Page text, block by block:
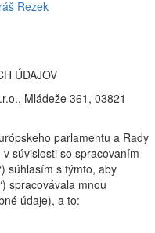
Rezek
ÚDAJOV
Mládeže 361, 03821
parlamentu a Rady
súvislosti so spracovaním
súhlasím s týmto, aby
spracovávala mnou
údaje), a to: